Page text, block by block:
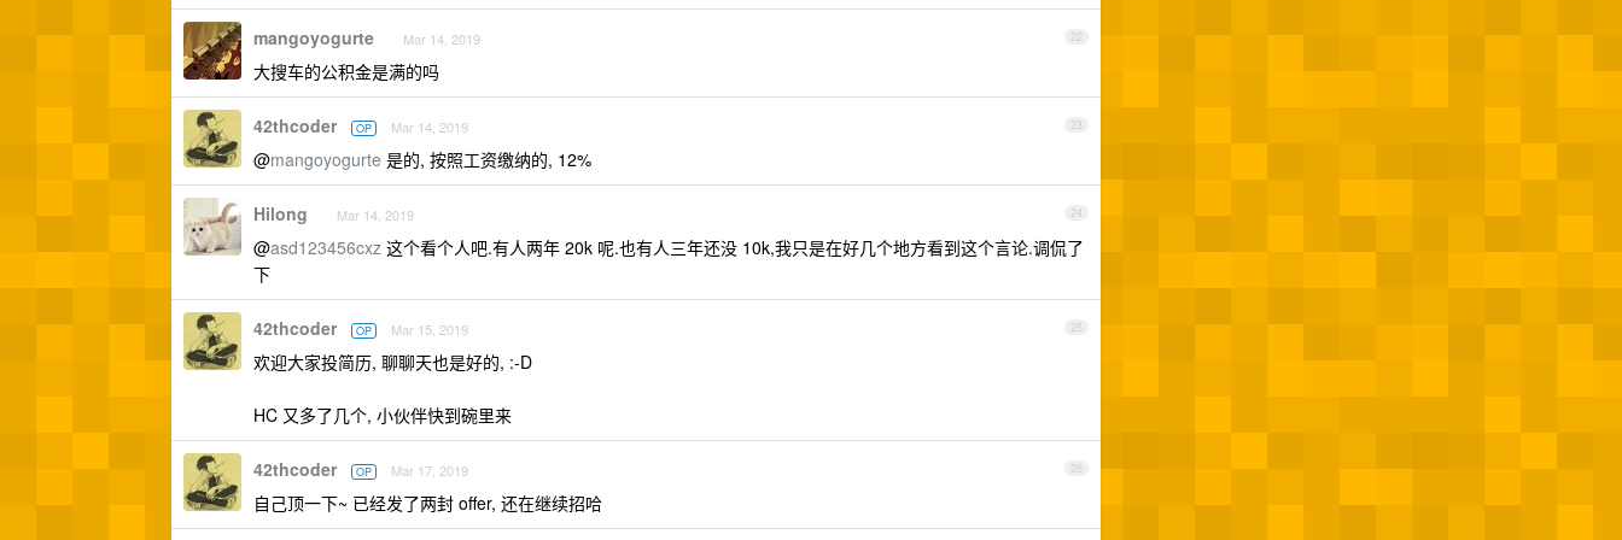
22
mangoyogurte Mar 14, 2019
大搜车的公积金是满的吗
23
42thcoder OP Mar 14, 2019
@mangoyogurte 是的, 按照工资缴纳的, 12%
24
Hilong Mar 14, 2019
@asd123456cxz 这个看个人吧.有人两年 20k 呢.也有人三年还没 10k,我只是在好几个地方看到这个言论.调侃了
下
25
42thcoder OP Mar 15, 2019
欢迎大家投简历, 聊聊天也是好的, :-D
HC 又多了几个, 小伙伴快到碗里来
26
42thcoder OP Mar 17, 2019
自己顶一下~ 已经发了两封 offer, 还在继续招哈